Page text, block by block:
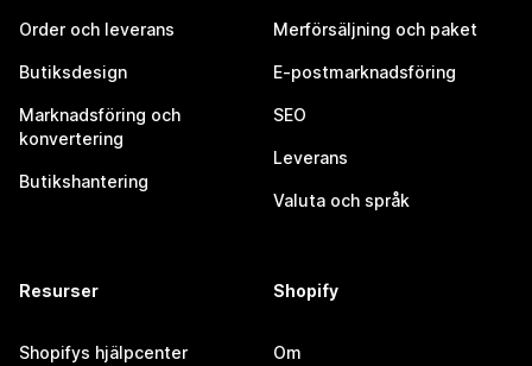
Order och leverans
Butiksdesign
Marknadsföring och
konvertering
Butikshantering
Merförsäljning och paket
E-postmarknadsföring
SEO
Leverans
Valuta och språk
Resurser
Shopifys hjälpcenter
Shopify
Om